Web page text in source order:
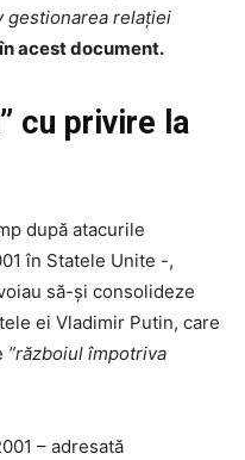
gestionarea relaţiei
acest document.
cu privire la
după atacurile
în Statele Unite -,
să-şi consolideze
ei Vladimir Putin, care
”războiul împotriva
– adresată